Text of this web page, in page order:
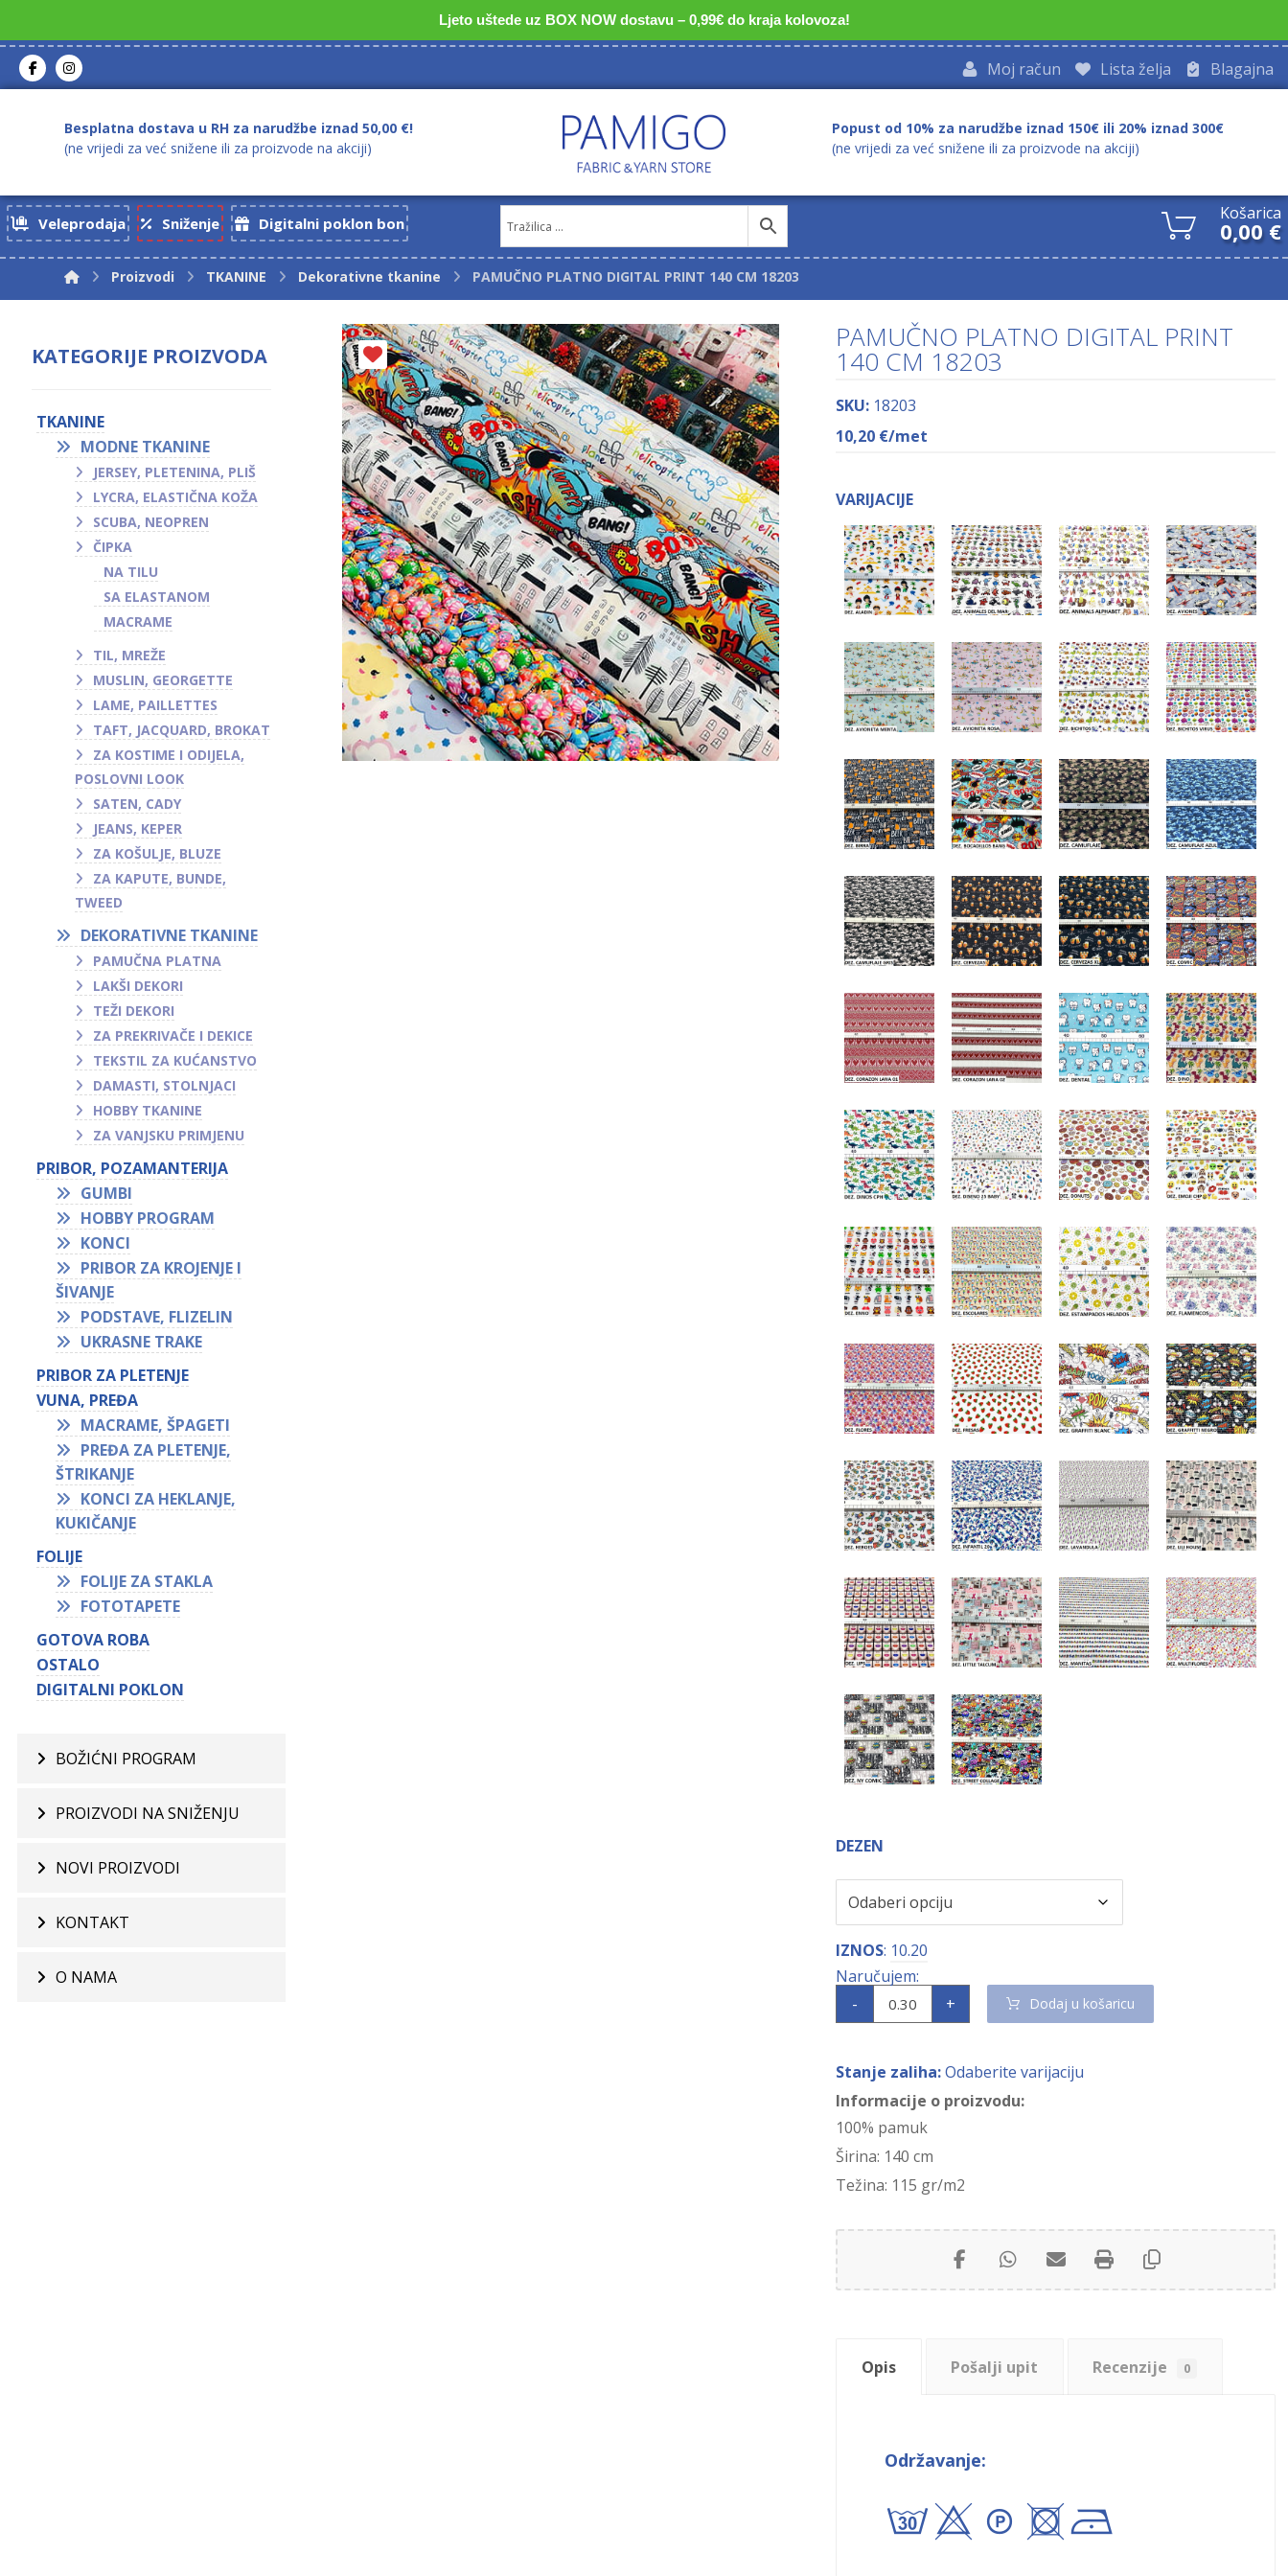
Ljeto uštede uz BOX NOW dostavu – 0,99€ do kraja kolovoza!
Blagajna
Lista želja
Moj račun
Besplatna dostava u RH za narudžbe iznad 50,00 €!
(ne vrijedi za već snižene ili za proizvode na akciji)
Popust od 10% za narudžbe iznad 150€ ili 20% iznad 300€
(ne vrijedi za već snižene ili za proizvode na akciji)
Veleprodaja Sniženje Digitalni poklon bon Košarica
0,00 €
Proizvodi TKANINE Dekorativne tkanine PAMUČNO PLATNO DIGITAL PRINT 140 CM 18203
PAMUČNO PLATNO DIGITAL PRINT
140 CM 18203
SKU: 18203
10,20 €/met
VARIJACIJE
DEZEN
IZNOS: 10.20
- + Dodaj u košaricu
Stanje zaliha: Odaberite varijaciju
Informacije o proizvodu:
100% pamuk
Širina: 140 cm
Težina: 115 gr/m2
Opis Pošalji upit Recenzije 0
Održavanje:
axA+!
KATEGORIJE PROIZVODA
TKANINE
MODNE TKANINE
JERSEY, PLETENINA, PLIŠ
LYCRA, ELASTIČNA KOŽA
SCUBA, NEOPREN
ČIPKA
NA TILU
SA ELASTANOM
MACRAME
TIL, MREŽE
MUSLIN, GEORGETTE
LAME, PAILLETTES
TAFT, JACQUARD, BROKAT
ZA KOSTIME I ODIJELA,
POSLOVNI LOOK
SATEN, CADY
JEANS, KEPER
ZA KOŠULJE, BLUZE
ZA KAPUTE, BUNDE,
TWEED
DEKORATIVNE TKANINE
PAMUČNA PLATNA
LAKŠI DEKORI
TEŽI DEKORI
ZA PREKRIVAČE I DEKICE
TEKSTIL ZA KUĆANSTVO
DAMASTI, STOLNJACI
HOBBY TKANINE
ZA VANJSKU PRIMJENU
PRIBOR, POZAMANTERIJA
GUMBI
HOBBY PROGRAM
KONCI
PRIBOR ZA KROJENJE I
ŠIVANJE
PODSTAVE, FLIZELIN
UKRASNE TRAKE
PRIBOR ZA PLETENJE
VUNA, PREĐA
MACRAME, ŠPAGETI
PREĐA ZA PLETENJE,
ŠTRIKANJE
KONCI ZA HEKLANJE,
KUKIČANJE
FOLIJE
FOLIJE ZA STAKLA
FOTOTAPETE
GOTOVA ROBA
OSTALO
DIGITALNI POKLON
BOŽIĆNI PROGRAM
PROIZVODI NA SNIŽENJU
NOVI PROIZVODI
KONTAKT
O NAMA